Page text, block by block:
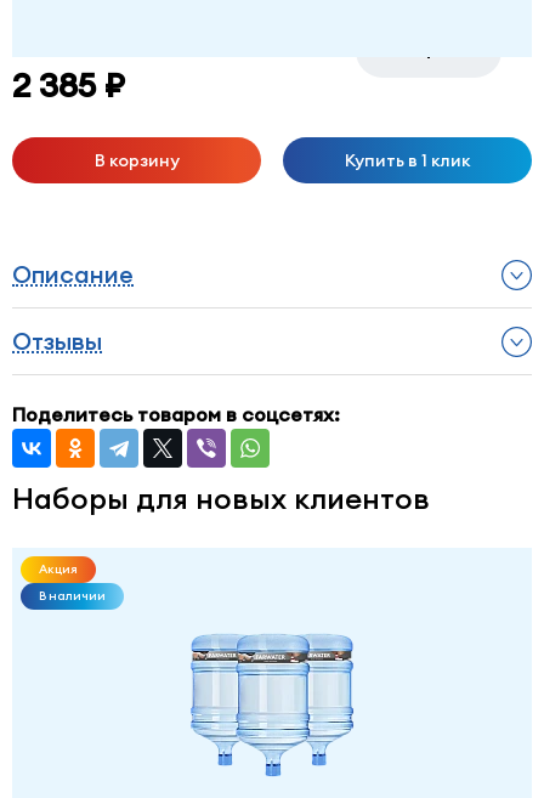
2 385 ₽
В корзину Купить в 1 клик
Описание
Отзывы
Поделитесь товаром в соцсетях:
Наборы для новых клиентов
Акция
В наличии